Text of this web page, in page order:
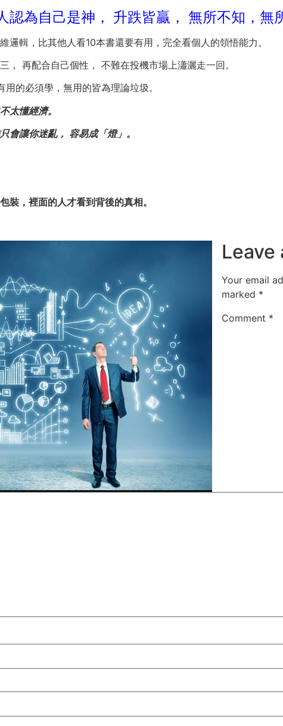
為自己是神， 升跌皆贏， 無所不知，無
邏輯，比其他人看10本書還要有用，完全看個人的領悟能力。
， 再配合自己個性， 不難在投機市場上瀟灑走一回。
的必須學，無用的皆為理論垃圾。
太懂經濟。
會讓你迷亂， 容易成「燈」。
裝，裡面的人才看到背後的真相。
Leave
Your email
marked *
Comment *